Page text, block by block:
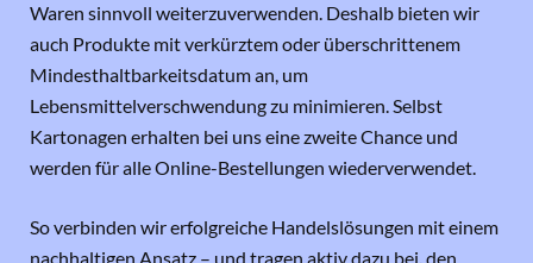
Waren sinnvoll weiterzuverwenden. Deshalb bieten wir
auch Produkte mit verkürztem oder überschrittenem
Mindesthaltbarkeitsdatum an, um
Lebensmittelverschwendung zu minimieren. Selbst
Kartonagen erhalten bei uns eine zweite Chance und
werden für alle Online-Bestellungen wiederverwendet.
So verbinden wir erfolgreiche Handelslösungen mit einem
nachhaltigen Ansatz – und tragen aktiv dazu bei, den